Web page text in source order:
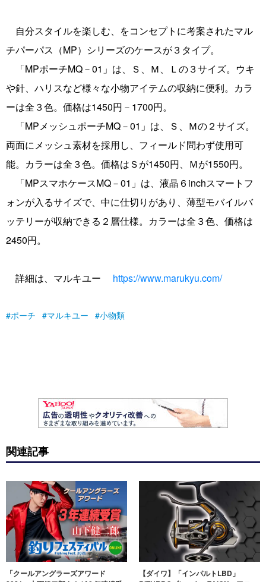
自分スタイルを楽しむ、をコンセプトに考案されたマル
チパーパス（MP）シリーズのケースが３タイプ。
「MPポーチMQ－01」は、Ｓ、Ｍ、Ｌの３サイズ。ウキ
や針、ハリスなど様々な小物アイテムの収納に便利。カラ
ーは全３色。価格は1450円－1700円。
「MPメッシュポーチMQ－01」は、Ｓ、Ｍの２サイズ。
両面にメッシュ素材を採用し、フィールド問わず使用可
能。カラーは全３色。価格はＳが1450円、Ｍが1550円。
「MPスマホケースMQ－01」は、液晶６inchスマートフ
ォンが入るサイズで、中に仕切りがあり、薄型モバイルバ
ッテリーが収納できる２層仕様。カラーは全３色、価格は
2450円。
詳細は、マルキユー https://www.marukyu.com/
ポーチ マルキユー 小物類
関連記事
「クールアングラーズアワード
【ダイワ】「インパルトLBD」